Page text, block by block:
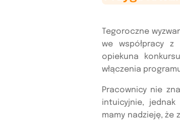
Tegoroczne
we współpracy
opiekuna
włączenia
Pracownicy nie
intuicyjnie, jednak
mamy nadzieję, że